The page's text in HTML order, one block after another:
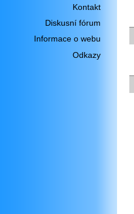
Kontakt
Diskusní fórum
Informace o webu
Odkazy